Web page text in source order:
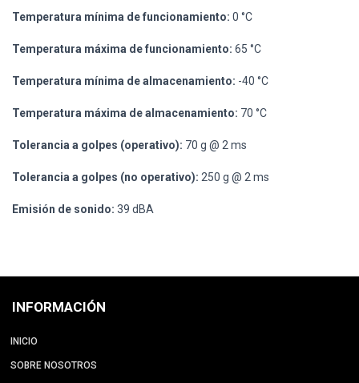
Temperatura mínima de funcionamiento: 0 °C
Temperatura máxima de funcionamiento: 65 °C
Temperatura mínima de almacenamiento: -40 °C
Temperatura máxima de almacenamiento: 70 °C
Tolerancia a golpes (operativo): 70 g @ 2 ms
Tolerancia a golpes (no operativo): 250 g @ 2 ms
Emisión de sonido: 39 dBA
INFORMACIÓN
INICIO
SOBRE NOSOTROS